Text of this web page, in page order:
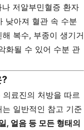
저알부민혈증 환자
낮아져 혈관 속 수분
복수, 부종이 생기거
화될 수 있어 수분 관
료진의 처방을 따르
일반적인 참고 기준
, 얼음 등 모든 형태의